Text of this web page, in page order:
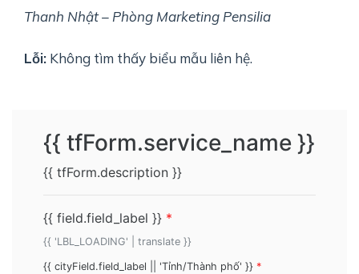
Thanh Nhật – Phòng Marketing Pensilia
Lỗi: Không tìm thấy biểu mẫu liên hệ.